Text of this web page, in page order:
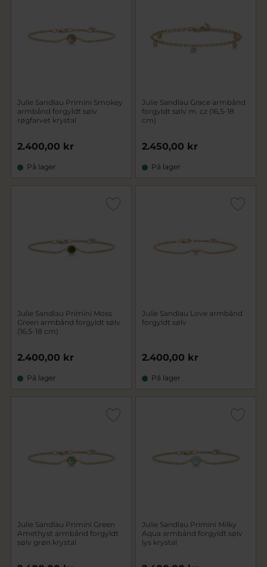
Julie Sandlau Primini Smokey
armbånd forgyldt sølv
røgfarvet krystal
2.400,00 kr
På lager
Julie Sandlau Grace armbånd
forgyldt sølv m. cz (16,5-18
cm)
2.450,00 kr
På lager
Julie Sandlau Primini Moss
Green armbånd forgyldt sølv
(16,5-18 cm)
2.400,00 kr
På lager
Julie Sandlau Love armbånd
forgyldt sølv
2.400,00 kr
På lager
Julie Sandlau Primini Green
Amethyst armbånd forgyldt
sølv grøn krystal
Julie Sandlau Primini Milky
Aqua armbånd forgyldt sølv
lys krystal